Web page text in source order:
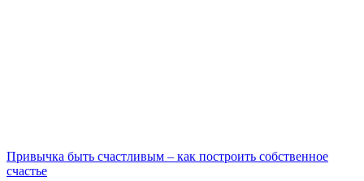
Привычка быть счастливым – как построить собственное
счастье